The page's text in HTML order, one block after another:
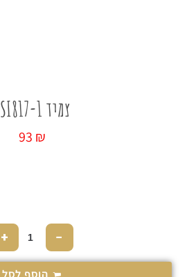
צמיד ESI817-1
93 ₪
−
+